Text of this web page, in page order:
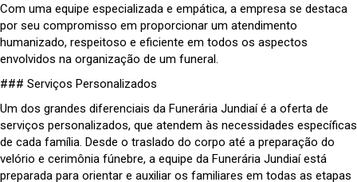
Com uma equipe especializada e empática, a empresa se destaca
por seu compromisso em proporcionar um atendimento
humanizado, respeitoso e eficiente em todos os aspectos
envolvidos na organização de um funeral.
### Serviços Personalizados
Um dos grandes diferenciais da Funerária Jundiaí é a oferta de
serviços personalizados, que atendem às necessidades específicas
de cada família. Desde o traslado do corpo até a preparação do
velório e cerimônia fúnebre, a equipe da Funerária Jundiaí está
preparada para orientar e auxiliar os familiares em todas as etapas